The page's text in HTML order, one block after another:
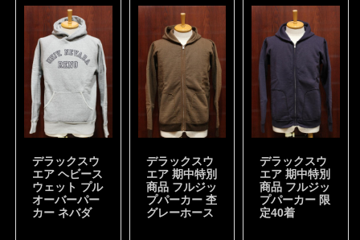
デラックスウ
エア ヘビース
ウェット プル
オーバーパー
カー ネバダ
デラックスウ
エア 期中特別
商品 フルジッ
プパーカー 杢
グレーホース
デラックスウ
エア 期中特別
商品 フルジッ
プパーカー 限
定40着